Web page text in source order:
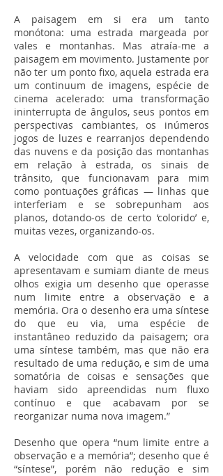
A paisagem em si era um tanto
monótona: uma estrada margeada por
vales e montanhas. Mas atraía-me a
paisagem em movimento. Justamente por
não ter um ponto fixo, aquela estrada era
um continuum de imagens, espécie de
cinema acelerado: uma transformação
ininterrupta de ângulos, seus pontos em
perspectivas cambiantes, os inúmeros
jogos de luzes e rearranjos dependendo
das nuvens e da posição das montanhas
em relação à estrada, os sinais de
trânsito, que funcionavam para mim
como pontuações gráficas — linhas que
interferiam e se sobrepunham aos
planos, dotando-os de certo ‘colorido’ e,
muitas vezes, organizando-os.
A velocidade com que as coisas se
apresentavam e sumiam diante de meus
olhos exigia um desenho que operasse
num limite entre a observação e a
memória. Ora o desenho era uma síntese
do que eu via, uma espécie de
instantâneo reduzido da paisagem; ora
uma síntese também, mas que não era
resultado de uma redução, e sim de uma
somatória de coisas e sensações que
haviam sido apreendidas num fluxo
contínuo e que acabavam por se
reorganizar numa nova imagem.”
Desenho que opera “num limite entre a
observação e a memória”; desenho que é
“síntese”, porém não redução e sim